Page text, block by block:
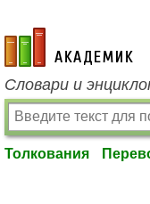
academic.ru
Словари и
Толкования